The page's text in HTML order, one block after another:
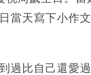
當天寫下小作
過比自己還愛